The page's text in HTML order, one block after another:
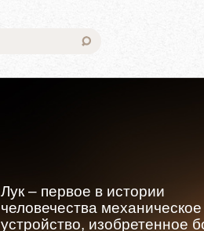
Лук – первое в истории
человечества механическое
устройство, изобретенное